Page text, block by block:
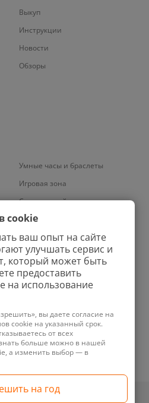
Выкуп
Инструкции
Новости
Обзоры
Умные часы и браслеты
Игровая зона
Смарт-устройства
Умный дом
Аудио
Велосипеды
Зарядные устройства
Бритвы
Фены
Ирригаторы
нарушения их прав:
местного исполнительного органа по месту
cookie
ваш опыт на сайте
улучшать сервис и
который может быть
предоставить
на использование
вы даете согласие на
cookie на указанный срок.
от всех
больше можно в нашей
а изменить выбор — в